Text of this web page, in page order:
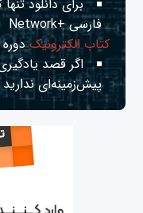
برای دانلود
فارسی +Network
کتاب الکترونیک
اگر قصد
پیش‌زمینه‌ای